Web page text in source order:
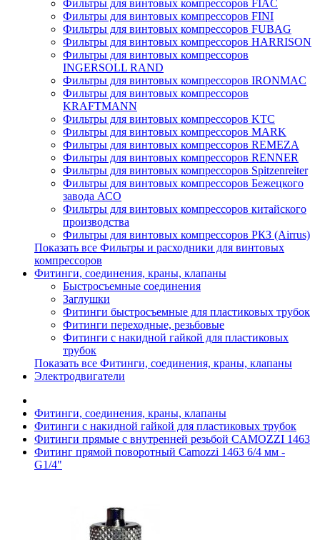
Фильтры для винтовых компрессоров FIAC
Фильтры для винтовых компрессоров FINI
Фильтры для винтовых компрессоров FUBAG
Фильтры для винтовых компрессоров HARRISON
Фильтры для винтовых компрессоров
INGERSOLL RAND
Фильтры для винтовых компрессоров IRONMAC
Фильтры для винтовых компрессоров
KRAFTMANN
Фильтры для винтовых компрессоров KTC
Фильтры для винтовых компрессоров MARK
Фильтры для винтовых компрессоров REMEZA
Фильтры для винтовых компрессоров RENNER
Фильтры для винтовых компрессоров Spitzenreiter
Фильтры для винтовых компрессоров Бежецкого
завода АСО
Фильтры для винтовых компрессоров китайского
производства
Фильтры для винтовых компрессоров РКЗ (Airrus)
Показать все Фильтры и расходники для винтовых
компрессоров
Фитинги, соединения, краны, клапаны
Быстросъемные соединения
Заглушки
Фитинги быстросъемные для пластиковых трубок
Фитинги переходные, резьбовые
Фитинги с накидной гайкой для пластиковых
трубок
Показать все Фитинги, соединения, краны, клапаны
Электродвигатели
Фитинги, соединения, краны, клапаны
Фитинги с накидной гайкой для пластиковых трубок
Фитинги прямые с внутренней резьбой CAMOZZI 1463
Фитинг прямой поворотный Camozzi 1463 6/4 мм -
G1/4"